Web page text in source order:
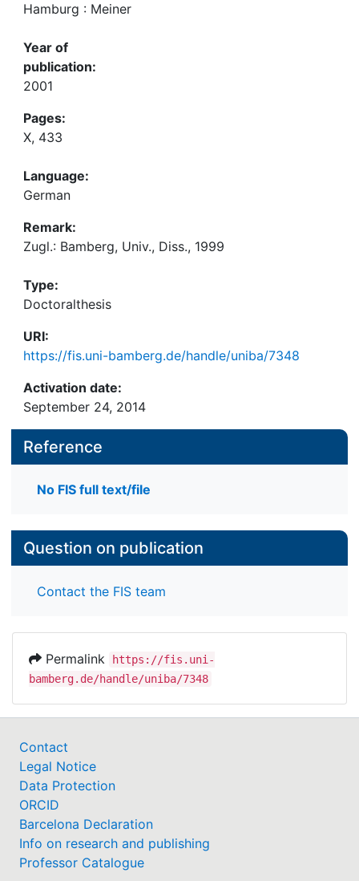
Hamburg : Meiner
Year of
publication:
2001
Pages:
X, 433
Language:
German
Remark:
Zugl.: Bamberg, Univ., Diss., 1999
Type:
Doctoralthesis
URI:
https://fis.uni-bamberg.de/handle/uniba/7348
Activation date:
September 24, 2014
Reference
No FIS full text/file
Question on publication
Contact the FIS team
Permalink
https://fis.uni-
bamberg.de/handle/uniba/7348
Contact
Legal Notice
Data Protection
ORCID
Barcelona Declaration
Info on research and publishing
Professor Catalogue